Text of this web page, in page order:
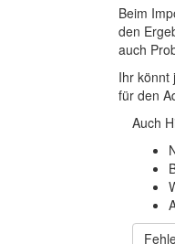
Beim
den
auch
Ihr könnt
für den
Auch